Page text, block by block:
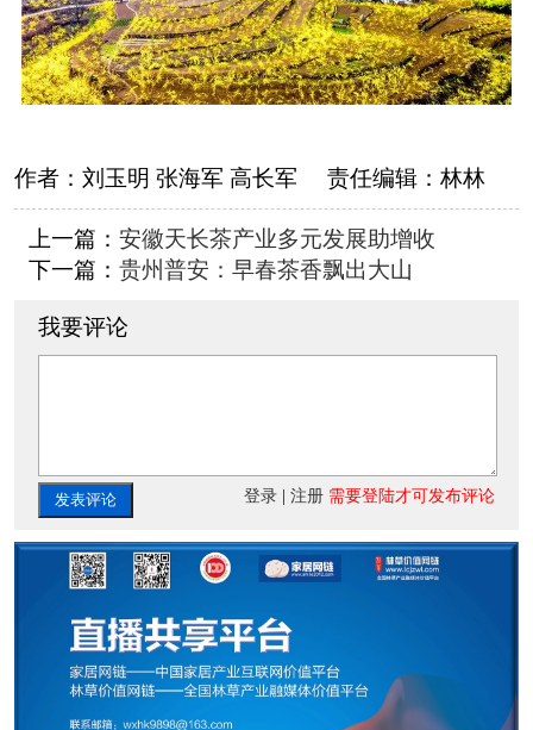
作者： 刘玉明 张海军 高长军 责任编辑： 林林
上一篇： 安徽天长茶产业多元发展助增收
下一篇： 贵州普安：早春茶香飘出大山
我要评论
发表评论 登录 |注册 需要登陆才可发布评论